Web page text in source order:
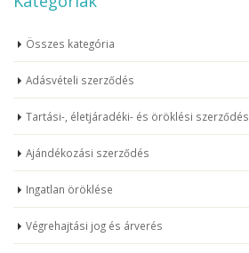
Összes kategória
Adásvételi szerződés
Tartási-, életjáradéki- és öröklési szerződés
Ajándékozási szerződés
Ingatlan öröklése
Végrehajtási jog és árverés